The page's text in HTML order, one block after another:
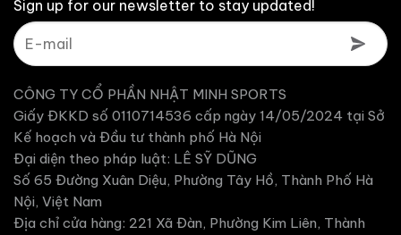
Sign up for our newsletter to stay updated!
CÔNG TY CỔ PHẦN NHẬT MINH SPORTS
Giấy ĐKKD số 0110714536 cấp ngày 14/05/2024 tại Sở
Kế hoạch và Đầu tư thành phố Hà Nội
Đại diện theo pháp luật: LÊ SỸ DŨNG
Số 65 Đường Xuân Diệu, Phường Tây Hồ, Thành Phố Hà
Nội, Việt Nam
Địa chỉ cửa hàng: 221 Xã Đàn, Phường Kim Liên, Thành